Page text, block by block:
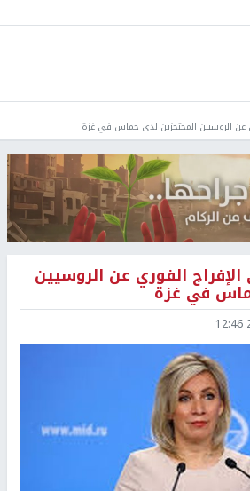
عن الروسيين المحتجزين لدى حماس في غزة
الإفراج الفوري عن الروسيين
في غزة